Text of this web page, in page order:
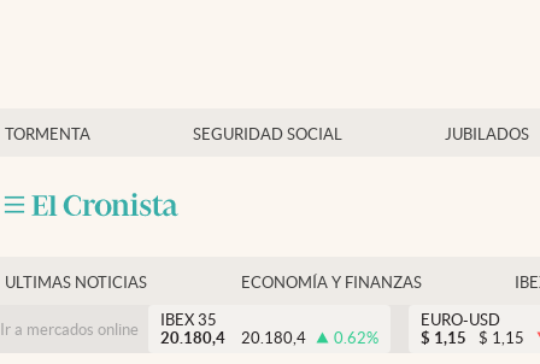
TORMENTA SEGURIDAD SOCIAL JUBILADOS
Economía y finanzas
Criptomonedas
ULTIMAS NOTICIAS ECONOMÍA Y FINANZAS
Ir a mercados online
IBEX 35
20.180,4
20.180,4 0.62%
EURO-USD
$ 1,15 $ 1,15